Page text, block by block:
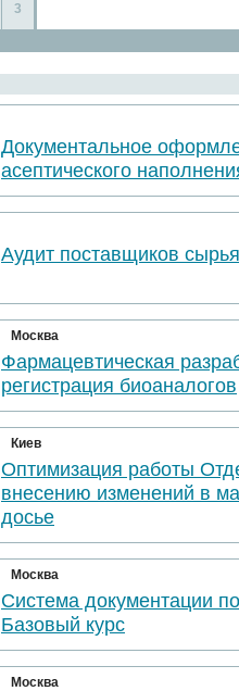
3
Документальное
асептического
Аудит поставщиков
Москва
Фармацевтическая
регистрация биоаналогов
Киев
Оптимизация работы
внесению изменений в
досье
Москва
Система документации
Базовый курс
Москва